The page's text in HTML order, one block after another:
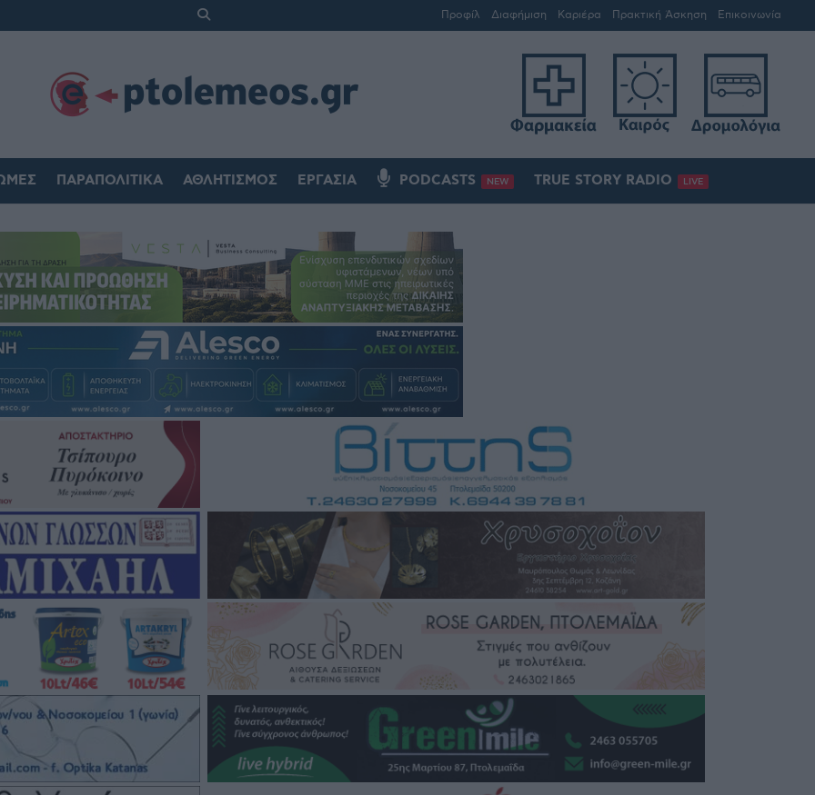
Προφίλ Διαφήμιση Καριέρα Πρακτική Άσκηση Επικοινωνία
ΠΑΡΑΠΟΛΙΤΙΚΆ ΑΘΛΗΤΙΣΜΌΣ ΕΡΓΑΣΊΑ PODCASTS NEW TRUE STORY RADIO LIVE